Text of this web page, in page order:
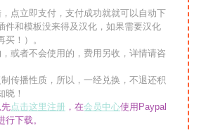
点立即支付，支付成功就就可以自动下
件和模板没来得及汉化，如果需要汉化
买！）。
或者不会使用的，费用另收，详情请咨
传播性质，所以，一经兑换，不退还积
晓！
点击这里注册 ，在会员中心使用Paypal
下载。